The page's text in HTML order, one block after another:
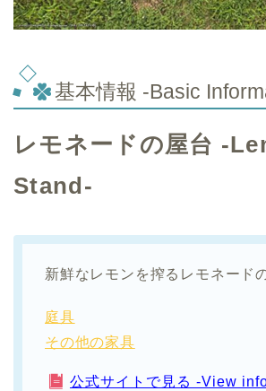
基本情報 -Basic
レモネードの屋台 -
Stand-
新鮮なレモンを搾るレモネード
庭具
その他の家具
公式サイトで見る -View